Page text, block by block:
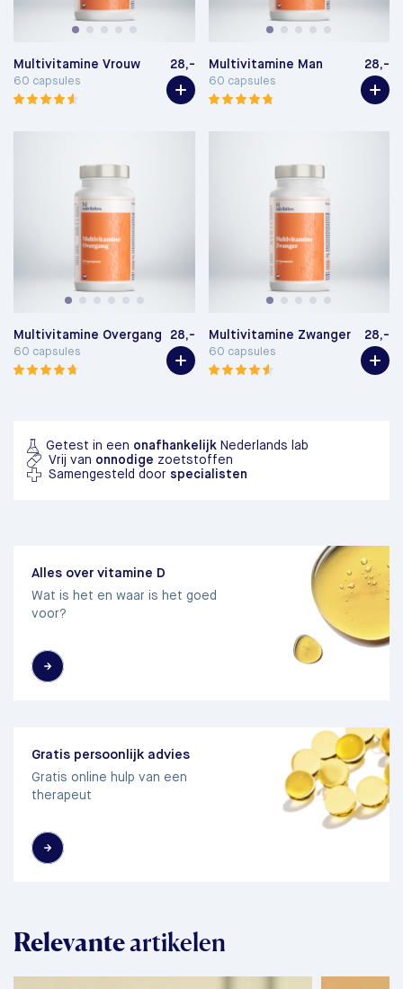
Multivitamine Vrouw 28,-
60 capsules
Multivitamine Man 28,-
60 capsules
Multivitamine Overgang 28,-
60 capsules
Multivitamine Zwanger 28,-
60 capsules
Getest in een onafhankelijk Nederlands lab
Vrij van onnodige zoetstoffen
Samengesteld door specialisten
Alles over vitamine D
Wat is het en waar is het goed
voor?
Gratis persoonlijk advies
Gratis online hulp van een
therapeut
Relevanteartikelen